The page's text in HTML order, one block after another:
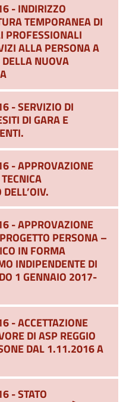
- INDIRIZZO
TEMPORANEA DI
PROFESSIONALI
ALLA PERSONA A
DELLA NUOVA
- SERVIZIO DI
DI GARA E
- APPROVAZIONE
- APPROVAZIONE
PERSONA –
IN FORMA
INDIPENDENTE DI
1 GENNAIO 2017-
- ACCETTAZIONE
DI ASP REGGIO
DAL 1.11.2016 A
- STATO